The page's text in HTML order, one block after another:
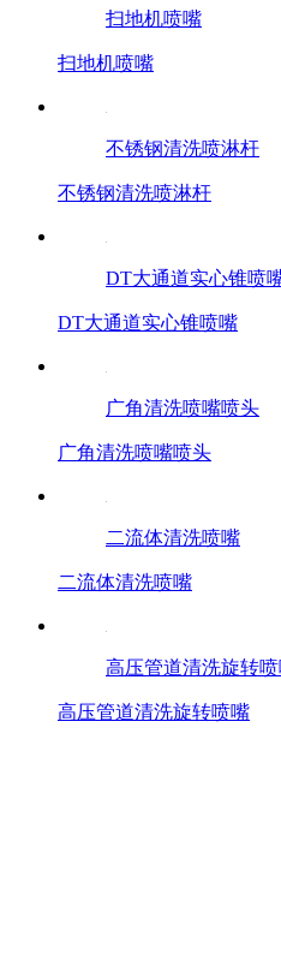
扫地机喷嘴
扫地机喷嘴
不锈钢清洗喷淋杆
不锈钢清洗喷淋杆
DT大通道实心锥喷
DT大通道实心锥喷嘴
广角清洗喷嘴喷头
广角清洗喷嘴喷头
二流体清洗喷嘴
二流体清洗喷嘴
高压管道清洗旋转
高压管道清洗旋转喷嘴